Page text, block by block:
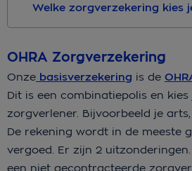
Welke zorgverzekering kies
OHRA Zorgverzekering
Onze basisverzekering is de
Dit is een combinatiepolis en kies
zorgverlener. Bijvoorbeeld je
De rekening wordt in de meeste
vergoed. Er zijn 2
een niet gecontracteerde